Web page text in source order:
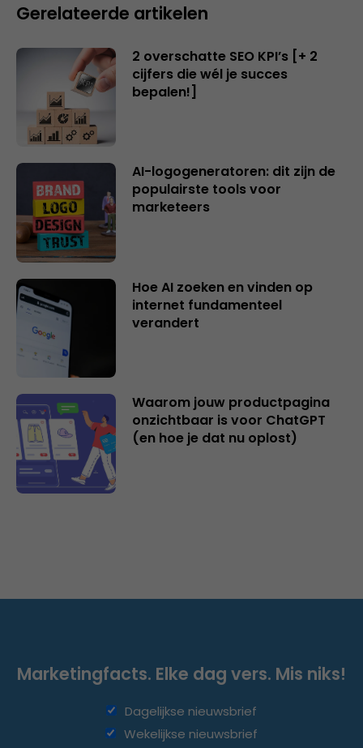
Gerelateerde artikelen
2 overschatte SEO KPI’s [+ 2
cijfers die wél je succes
bepalen!]
AI-logogeneratoren: dit zijn de
populairste tools voor
marketeers
Hoe AI zoeken en vinden op
internet fundamenteel
verandert
Waarom jouw productpagina
onzichtbaar is voor ChatGPT
(en hoe je dat nu oplost)
Marketingfacts. Elke dag vers. Mis niks!
Dagelijkse nieuwsbrief
Wekelijkse nieuwsbrief